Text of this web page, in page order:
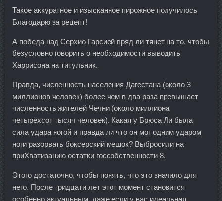
Такое аккуратное и изысканное пирожное получилось
Благодарю за рецепт!
А победа над Серхио Гарсией вряд ли тянет на то, чтобы
безусловно говорить о необходимости выводить
Харрисона на титульник.
Правда, численность населения Дагестана (около 3
миллионов человек) более чем в два раза превышает
численность жителей Чечни (около миллиона
четырёхсот тысяч человек). Какая у Брюса Ли была
сила удара ногой и правда ли что он мог одним ударом
ноги разорвать боксерский мешок? Выбросили на
приХватизацию остатки госсобственности 8.
Этого достаточно, чтобы понять, что это значило для
него. После тридцати лет этот момент становится
особенно актуальным, даже если у вас идеальная